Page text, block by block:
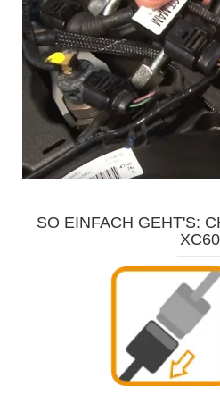
SO EINFACH GEHT'S:
XC60